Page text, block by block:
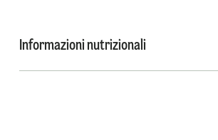
Informazioni nutrizionali